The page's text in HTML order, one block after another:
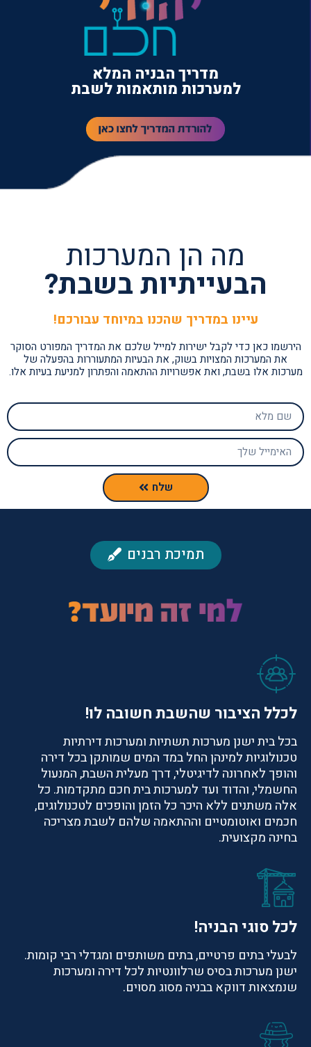
מדריך הבניה המלא
למערכות מותאמות לשבת
מה הן המערכות
הבעייתיות בשבת?
עיינו במדריך שהכנו במיוחד עבורכם!
הירשמו כאן כדי לקבל ישירות למייל שלכם את המדריך המפורט הסוקר
את המערכות המצויות בשוק, את הבעיות המתעוררות בהפעלה של
מערכות אלו בשבת, ואת אפשרויות ההתאמה והפתרון למניעת בעיות אלו.
שלח
תמיכת רבנים
לכלל הציבור שהשבת חשובה לו!
בכל בית ישנן מערכות תשתיות ומערכות דירתיות
טכנולוגיות למינהן החל במד המים שמותקן בכל דירה
והופך לאחרונה לדיגיטלי, דרך מעלית השבת, המנעול
החשמלי, והדוד ועד למערכות בית חכם מתקדמות. כל
אלה משתנים ללא היכר כל הזמן והופכים לטכנולוגים,
חכמים ואוטומטיים וההתאמה שלהם לשבת מצריכה
בחינה מקצועית.
לכל סוגי הבניה!
לבעלי בתים פרטיים, בתים משותפים ומגדלי רבי קומות.
ישנן מערכות בסיס שרלוונטיות לכל דירה ומערכות
שנמצאות דווקא בבניה מסוג מסוים.